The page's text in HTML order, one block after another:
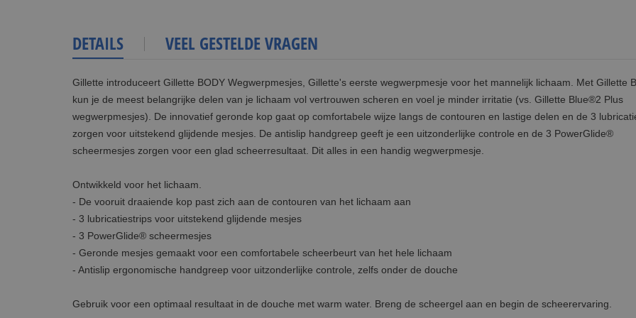
DETAILS
Gillette introduceert Gillette BODY Wegwerpmesjes, Gillette's eerste wegwerpmesje voor het mannelijk lichaam. Met Gillette
kun je de meest belangrijke delen van je lichaam vol vertrouwen scheren en voel je minder irritatie (vs. Gillette Blue®2 Plus
wegwerpmesjes). De innovatief geronde kop gaat op comfortabele wijze langs de contouren en lastige delen en de 3
zorgen voor uitstekend glijdende mesjes. De antislip handgreep geeft je een uitzonderlijke controle en de 3 PowerGlide®
scheermesjes zorgen voor een glad scheerresultaat. Dit alles in een handig wegwerpmesje.
Ontwikkeld voor het lichaam.
- De vooruit draaiende kop past zich aan de contouren van het lichaam aan
- 3 lubricatiestrips voor uitstekend glijdende mesjes
- 3 PowerGlide® scheermesjes
- Geronde mesjes gemaakt voor een comfortabele scheerbeurt van het hele lichaam
- Antislip ergonomische handgreep voor uitzonderlijke controle, zelfs onder de douche
Gebruik voor een optimaal resultaat in de douche met warm water. Breng de scheergel aan en begin de scheerervaring.
VEEL GESTELDE VRAGEN